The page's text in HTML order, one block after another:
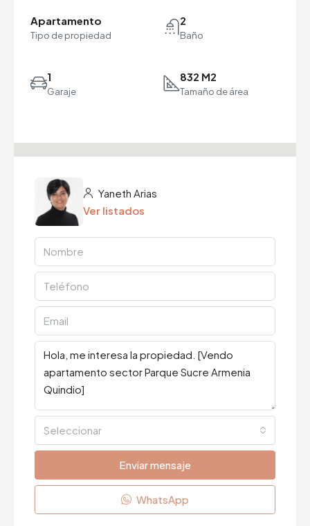
Apartamento
Tipo de propiedad
2
Baño
1
Garaje
832 M2
Tamaño de área
Yaneth Arias
Ver listados
Seleccionar
Enviar mensaje
WhatsApp